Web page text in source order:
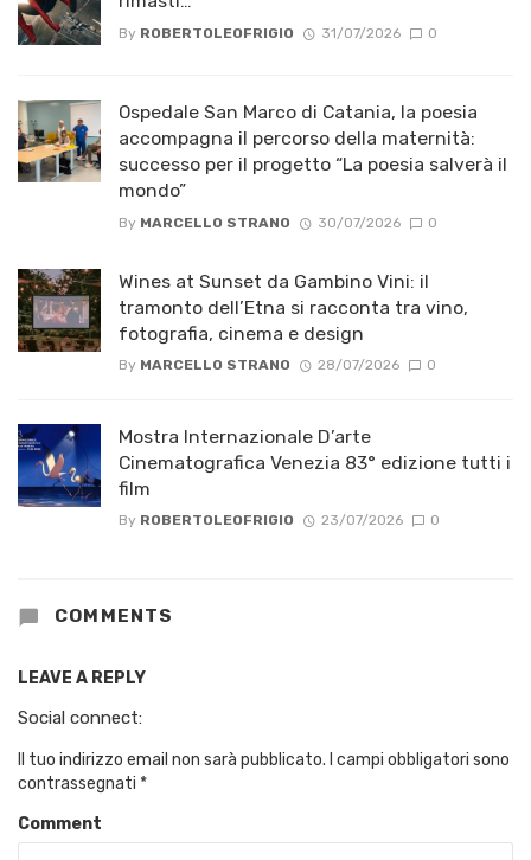
By ROBERTOLEOFRIGIO 31/07/2026 0
Ospedale San Marco di Catania, la poesia
accompagna il percorso della maternità:
successo per il progetto “La poesia salverà il
mondo”
By MARCELLO STRANO 30/07/2026 0
Wines at Sunset da Gambino Vini: il
tramonto dell’Etna si racconta tra vino,
fotografia, cinema e design
By MARCELLO STRANO 28/07/2026 0
Mostra Internazionale D’arte
Cinematografica Venezia 83° edizione tutti i
film
By ROBERTOLEOFRIGIO 23/07/2026 0
COMMENTS
LEAVE A REPLY
Social connect:
Il tuo indirizzo email non sarà pubblicato. I campi obbligatori sono
contrassegnati *
Comment